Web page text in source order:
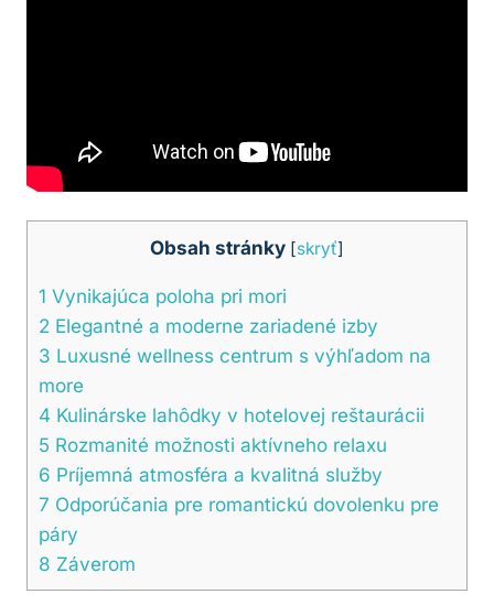
Obsah stránky [skryť]
1 Vynikajúca poloha pri mori
2 Elegantné a moderne zariadené izby
3 Luxusné wellness centrum s výhľadom na
more
4 Kulinárske lahôdky v hotelovej reštaurácii
5 Rozmanité možnosti aktívneho relaxu
6 Príjemná atmosféra a kvalitná služby
7 Odporúčania pre romantickú dovolenku pre
páry
8 Záverom